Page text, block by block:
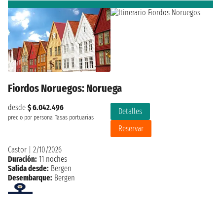
Fiordos Noruegos: Noruega
desde $ 6.042.496
precio por persona Tasas portuarias
Detalles
Reservar
Castor
2/10/2026
Duración: 11 noches
Salida desde: Bergen
Desembarque: Bergen